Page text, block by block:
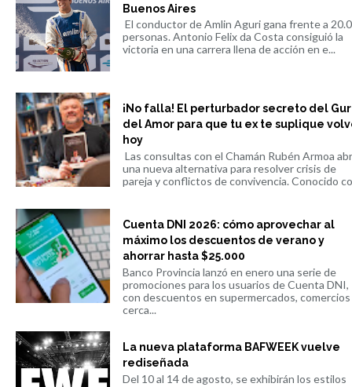
Buenos Aires
El conductor de Amlin Aguri gana frente a
personas. Antonio Felix da Costa consiguió la
victoria en una carrera llena de acción en e...
¡No falla! El perturbador secreto del
del Amor para que tu ex te suplique
hoy
Las consultas con el Chamán Rubén Armoa
una nueva alternativa para resolver crisis de
pareja y conflictos de convivencia. Conocido
Cuenta DNI 2026: cómo aprovechar al
máximo los descuentos de verano y
ahorrar hasta $25.000
Banco Provincia lanzó en enero una serie de
promociones para los usuarios de Cuenta DNI,
con descuentos en supermercados,
cerca...
La nueva plataforma BAFWEEK vuelve
rediseñada
Del 10 al 14 de agosto, se exhibirán los estilos